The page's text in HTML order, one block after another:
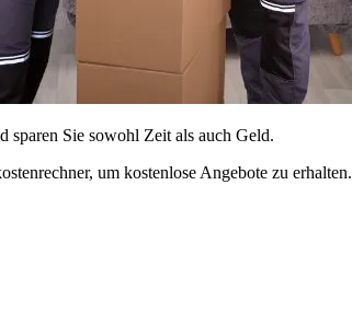
sparen Sie sowohl Zeit als auch Geld.
um kostenlose Angebote zu erhalten.